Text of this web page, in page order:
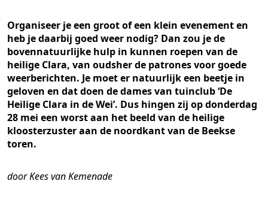
Organiseer je een groot of een klein evenement en
heb je daarbij goed weer nodig? Dan zou je de
bovennatuurlijke hulp in kunnen roepen van de
heilige Clara, van oudsher de patrones voor goede
weerberichten. Je moet er natuurlijk een beetje in
geloven en dat doen de dames van tuinclub ‘De
Heilige Clara in de Wei’. Dus hingen zij op donderdag
28 mei een worst aan het beeld van de heilige
kloosterzuster aan de noordkant van de Beekse
toren.
door Kees van Kemenade